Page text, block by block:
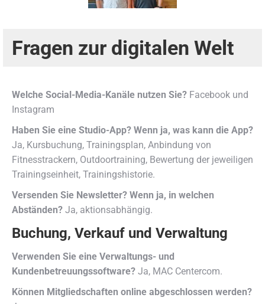
Fragen zur digitalen Welt
Welche Social-Media-Kanäle nutzen Sie? Facebook und
Instagram
Haben Sie eine Studio-App? Wenn ja, was kann die App?
Ja, Kursbuchung, Trainingsplan, Anbindung von
Fitnesstrackern, Outdoortraining, Bewertung der jeweiligen
Trainingseinheit, Trainingshistorie.
Versenden Sie Newsletter? Wenn ja, in welchen
Abständen? Ja, aktionsabhängig.
Buchung, Verkauf und Verwaltung
Verwenden Sie eine Verwaltungs- und
Kundenbetreuungssoftware? Ja, MAC Centercom.
Können Mitgliedschaften online abgeschlossen werden?